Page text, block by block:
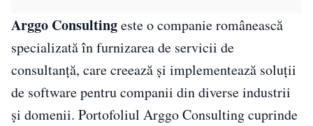
Arggo Consultingeste o companie românească
specializată în furnizarea de servicii de
consultanță, care creează și implementează soluții
de software pentru companii din diverse industrii
și domenii. Portofoliul Arggo Consulting cuprinde